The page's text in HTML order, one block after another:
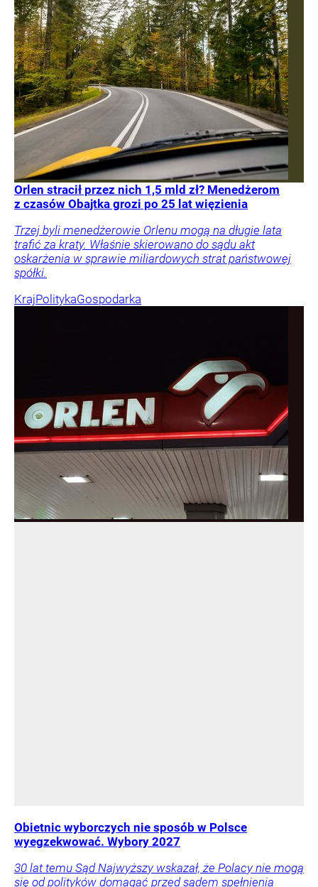
Orlen stracił przez nich 1,5 mld zł? Menedżerom
z czasów Obajtka grozi po 25 lat więzienia
Trzej byli menedżerowie Orlenu mogą na długie lata
trafić za kraty. Właśnie skierowano do sądu akt
oskarżenia w sprawie miliardowych strat państwowej
spółki.
KrajPolitykaGospodarka
Obietnic wyborczych nie sposób w Polsce
wyegzekwować. Wybory 2027
30 lat temu Sąd Najwyższy wskazał, że Polacy nie mogą
się od polityków domagać przed sądem spełnienia